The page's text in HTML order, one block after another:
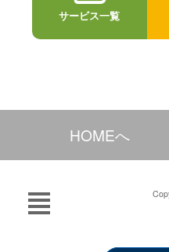
サービス一覧
HOMEへ